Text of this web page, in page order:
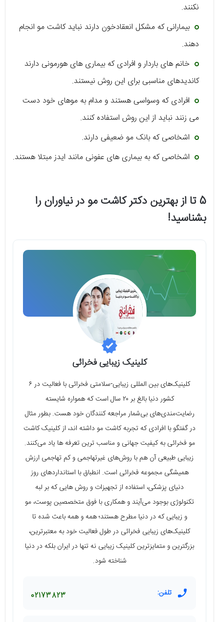
نکنند.
بیمارانی که مشکل انعقادخون دارند نباید کاشت مو انجام
دهند.
خانم های باردار و افرادی که بیماری های هورمونی دارند
کاندیدهای مناسبی برای این روش نیستند.
افرادی که وسواسی هستند و مدام به موهای خود دست
می زنند نباید از این روش استفاده کنند.
اشخاصی که بانک مو ضعیفی دارند.
اشخاصی که به بیماری های عفونی مانند ایدز مبتلا هستند.
5 تا از بهترین دکتر کاشت مو در نیاوران را
بشناسید!
کلینیک زیبایی فخرائی
کلینیک‌های بین المللی زیبایی-سلامتی فخرائی با فعالیت در ۶
کشور دنیا بالغ بر ۲۰ سال است که همواره شایسته
رضایت‌مندی‌های بی‌شمار مراجعه کنندگان خود هست. بطور مثال
در گفتگو با افرادی که تجربه کاشت مو داشته اند، از کلینیک کاشت
مو فخرائی به کیفیت جهانی و مناسب ترین تعرفه ها یاد می‌کنند.
زیبایی طبیعی آن هم با روش‌های غیرتهاجمی و کم تهاجمی ارزش
همیشگی مجموعه فخرائی است. انطباق با استانداردهای روز
دنیای پزشکی، استفاده از تجهیزات و روش هایی که بر لبه
تکنولوژی بوجود می‌آیند و همکاری با فوق متخصصین پوست، مو
و زیبایی که در دنیا مطرح هستند؛ همه و همه باعث شده تا
کلینیک‌های زیبایی فخرائی در طول فعالیت خود به معتبرترین،
بزرگترین و متمایزترین کلینیک زیبایی نه تنها در ایران بلکه در دنیا
شناخته شود.
تلفن: 02173823